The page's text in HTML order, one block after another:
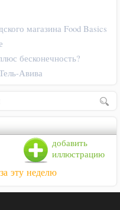
магазина Food Basics
бесконечность?
Авива
добавить
иллюстрацию
эту неделю